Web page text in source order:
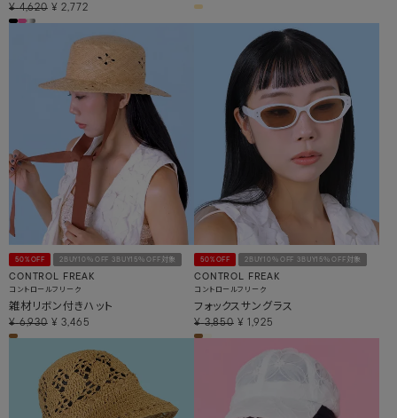
¥ 4,620 ¥ 2,772
50%OFF 2BUY10％OFF 3BUY15％OFF対象
CONTROL FREAK
コントロールフリーク
雑材リボン付きハット
¥ 6,930 ¥ 3,465
50%OFF 2BUY10％OFF 3BUY15％OFF対象
CONTROL FREAK
コントロールフリーク
フォックスサングラス
¥ 3,850 ¥ 1,925